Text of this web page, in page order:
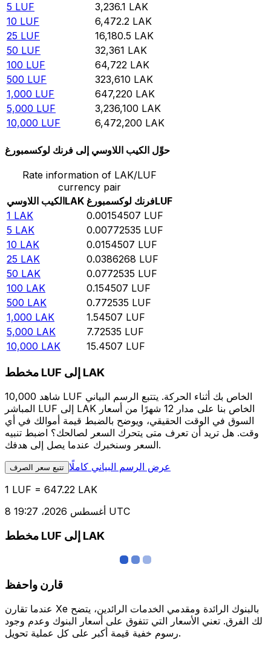
5 LUF 3,236.1 LAK
10 LUF 6,472.2 LAK
25 LUF 16,180.5 LAK
50 LUF 32,361 LAK
100 LUF 64,722 LAK
500 LUF 323,610 LAK
1,000 LUF 647,220 LAK
5,000 LUF 3,236,100 LAK
10,000 LUF 6,472,200 LAK
حوِّل الكيب اللاوسي إلى فرنك لوكسمبورغ
Rate information of LAK/LUF
currency pair
الكيب اللاوسيLAK فرنك لوكسمبورغLUF
1 LAK 0.00154507 LUF
5 LAK 0.00772535 LUF
10 LAK 0.0154507 LUF
25 LAK 0.0386268 LUF
50 LAK 0.0772535 LUF
100 LAK 0.154507 LUF
500 LAK 0.772535 LUF
1,000 LAK 1.54507 LUF
5,000 LAK 7.72535 LUF
10,000 LAK 15.4507 LUF
مخطط LUF إلى LAK
شاهد 10,000 LUF الخاص بك أثناء الحركة. يتتبع الرسم البياني
المباشر LUF إلى LAK الخاص بنا على مدار 12 شهرًا من أسعار
السوق في الوقت الحقيقي، ويوضح بالضبط قيمة أموالك في أي
وقت. هل تريد أن تعرف متى يتحرك السعر لصالحك؟ اضبط تنبيه
السعر وسنخبرك عندما يصل إلى هدفك.
تتبع سعر الصرف عرض الرسم البياني كاملًا
1 LUF = 647.22 LAK
8 أغسطس 2026، 19:27 UTC
مخطط LUF إلى LAK
قارن واحفظ
عندما تقارن Xe بالبنوك الرائدة ومقدمي الخدمات الرائدين، يتضح
لك الفرق. تعني الأسعار التي تتفوق على أسعار البنوك وعدم وجود
رسوم خفية قيمة أكبر على كل عملية تحويل.